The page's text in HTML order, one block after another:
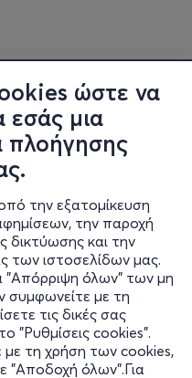
ώστε να
εσάς μια
πλοήγησης
την εξατομίκευση
την παροχή
δικτύωσης και την
των ιστοσελίδων μας.
"Απόρριψη όλων" των μη
συμφωνείτε με τη
τις δικές σας
"Ρυθμίσεις cookies".
με τη χρήση των cookies,
"Αποδοχή όλων".Για
(25-35 ετών)
μπύρα, ίδια
στο νησί αλλά
στοιχήματος και να
ενώ συμπεριφέρονται
Οι περισσότεροι
όπως ήρθαν: μαζί,
35 ετών)
αόρατο τείχος.
στο beach bar,
ένα βλέμμα που θα